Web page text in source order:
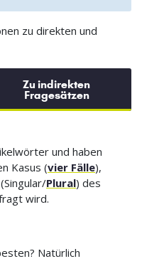
zu direkten und
Zu indirekten
Fragesätzen
und haben
Kasus (vier Fälle),
Plural) des
wird.
Natürlich